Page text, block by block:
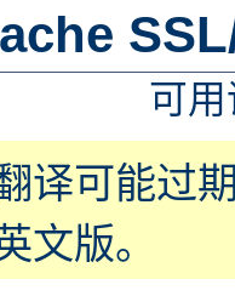
可用
译可能过
文版。